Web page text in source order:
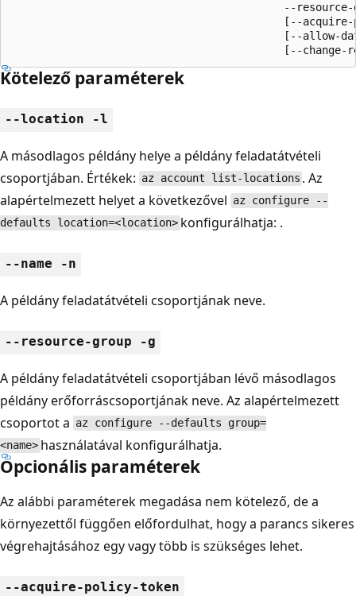
--
[--
[--allow-
[--change-
Kötelező paraméterek
--location -l
A másodlagos példány helye a példány feladatátvételi
csoportjában. Értékek: az account list-locations . Az
alapértelmezett helyet a következővel az configure --
defaults location=<location> konfigurálhatja: .
--name -n
A példány feladatátvételi csoportjának neve.
--resource-group -g
A példány feladatátvételi csoportjában lévő másodlagos
példány erőforráscsoportjának neve. Az alapértelmezett
csoportot a az configure --defaults group=
<name> használatával konfigurálhatja.
Opcionális paraméterek
Az alábbi paraméterek megadása nem kötelező, de a
környezettől függően előfordulhat, hogy a parancs sikeres
végrehajtásához egy vagy több is szükséges lehet.
--acquire-policy-token